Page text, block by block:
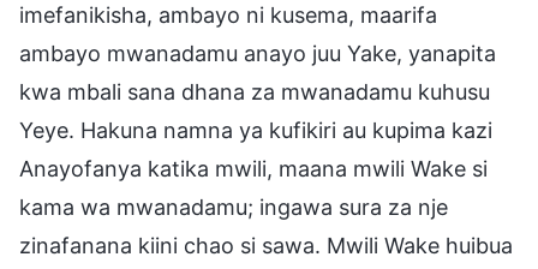
imefanikisha, ambayo ni kusema, maarifa
ambayo mwanadamu anayo juu Yake, yanapita
kwa mbali sana dhana za mwanadamu kuhusu
Yeye. Hakuna namna ya kufikiri au kupima kazi
Anayofanya katika mwili, maana mwili Wake si
kama wa mwanadamu; ingawa sura za nje
zinafanana kiini chao si sawa. Mwili Wake huibua